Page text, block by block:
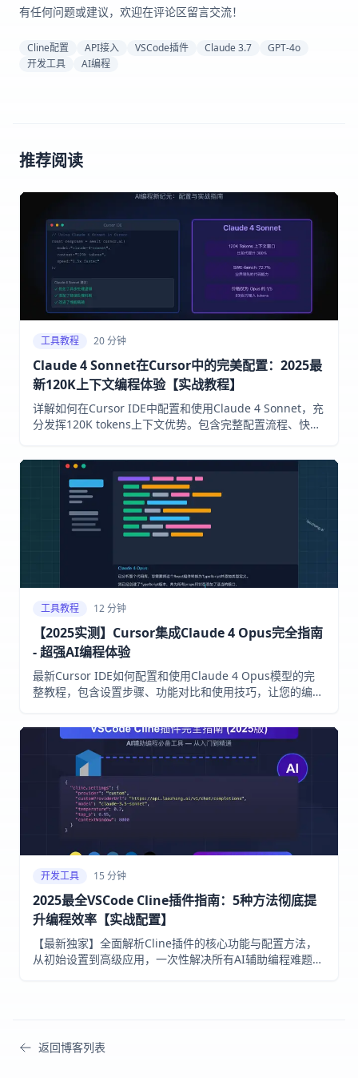
有任何问题或建议，欢迎在评论区留言交流！
Cline配置 API接入 VSCode插件 Claude 3.7
GPT-4o
开发工具
AI编程
推荐阅读
工具教程 20 分钟
Claude 4 Sonnet在Cursor中的完美配置：2025最
新120K上下文编程体验【实战教程】
详解如何在Cursor IDE中配置和使用Claude 4 Sonnet，充
分发挥120K tokens上下文优势。包含完整配置流程、快捷
立即开启AI编程新纪元。
工具教程 12 分钟
【2025实测】Cursor集成Claude 4 Opus完全指南
- 超强AI编程体验
最新Cursor IDE如何配置和使用Claude 4 Opus模型的完
整教程，包含设置步骤、功能对比和使用技巧，让您的编程
开发工具 15 分钟
2025最全VSCode Cline插件指南：5种方法彻底提
升编程效率【实战配置】
【最新独家】全面解析Cline插件的核心功能与配置方法，
从初始设置到高级应用，一次性解决所有AI辅助编程难题！
返回博客列表